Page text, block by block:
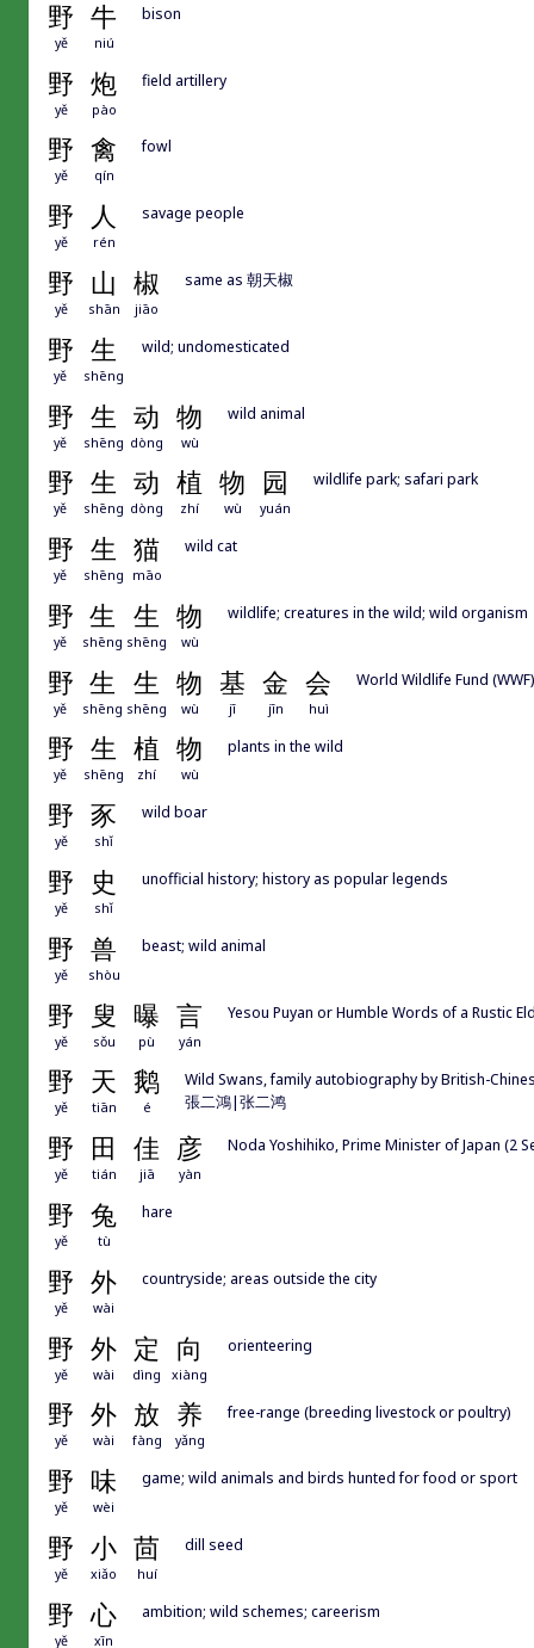
野 牛
yě niú
bison
野 炮
yě pào
field artillery
野 禽
yě qín
fowl
野 人
yě rén
savage people
野 山 椒
yě shān jiāo
same as 朝天椒
野 生
yě shēng
wild; undomesticated
野 生 动 物
yě shēng dòng wù
wild animal
野 生 动 植 物 园
yě shēng dòng zhí wù yuán
wildlife park; safari park
野 生 猫
yě shēng māo
wild cat
野 生 生 物
yě shēng shēng wù
wildlife; creatures in the wild; wild organism
野 生 生 物 基 金 会
yě shēng shēng wù jī jīn huì
World Wildlife Fund (WWF)
野 生 植 物
yě shēng zhí wù
plants in the wild
野 豕
yě shǐ
wild boar
野 史
yě shǐ
unofficial history; history as popular legends
野 兽
yě shòu
beast; wild animal
野 叟 曝 言
yě sǒu pù yán
Yesou Puyan or Humble Words of a Rustic
野 天 鹅
yě tiān é
Wild Swans, family autobiography by British-
張二鴻|张二鸿
野 田 佳 彦
yě tián jiā yàn
Noda Yoshihiko, Prime Minister of Japan (2
野 兔
yě tù
hare
野 外
yě wài
countryside; areas outside the city
野 外 定 向
yě wài dìng xiàng
orienteering
野 外 放 养
yě wài fàng yǎng
free-range (breeding livestock or poultry)
野 味
yě wèi
game; wild animals and birds hunted for food or sport
野 小 茴
yě xiǎo huí
dill seed
野 心
yě xīn
ambition; wild schemes; careerism